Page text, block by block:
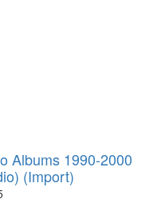
Albums 1990-2000
(Import)